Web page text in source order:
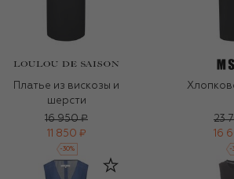
Платье из вискозы и
шерсти
16 950 ₽
11 850 ₽
-30%
23
16
-